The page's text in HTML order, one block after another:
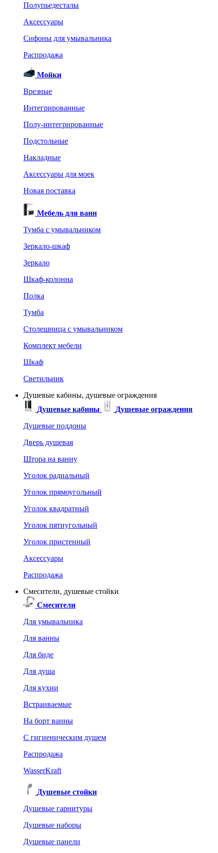
Полупьедесталы
Аксессуары
Сифоны для умывальника
Распродажа
Мойки
Врезные
Интегрированные
Полу-интегрированные
Подстольные
Накладные
Аксессуары для моек
Новая поставка
Мебель для ванн
Тумба с умывальником
Зеркало-шкаф
Зеркало
Шкаф-колонна
Полка
Тумба
Столешница с умывальником
Комплект мебели
Шкаф
Светильник
Душевые кабины, душевые ограждения
Душевые кабины
Душевые ограждения
Душевые поддоны
Дверь душевая
Штора на ванну
Уголок радиальный
Уголок прямоугольный
Уголок квадратный
Уголок пятиугольный
Уголок пристенный
Аксессуары
Распродажа
Смесители, душевые стойки
Смесители
Для умывальника
Для ванны
Для биде
Для душа
Для кухни
Встраиваемые
На борт ванны
C гигиеническим душем
Распродажа
WasserKraft
Душевые стойки
Душевые гарнитуры
Душевые наборы
Душевые панели